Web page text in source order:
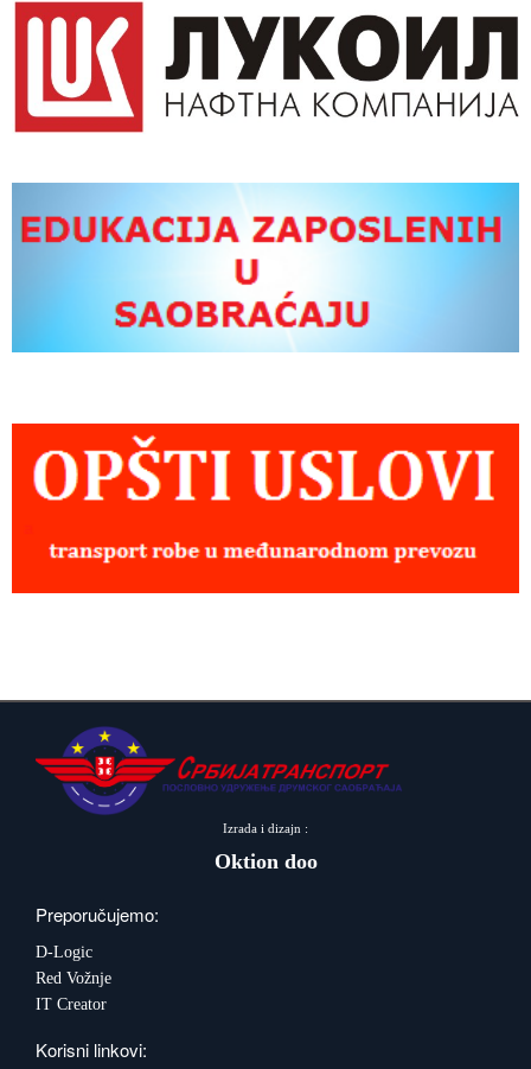
Izrada i dizajn :
Oktion doo
Preporučujemo:
D-Logic
Red Vožnje
IT Creator
Korisni linkovi: